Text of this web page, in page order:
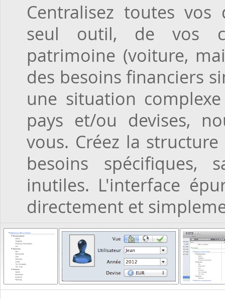
Centralisez toutes
seul outil, de vos
patrimoine (voiture,
des besoins financiers
une situation
pays et/ou devises,
vous. Créez la
besoins spécifiques,
inutiles. L'interface
directement et